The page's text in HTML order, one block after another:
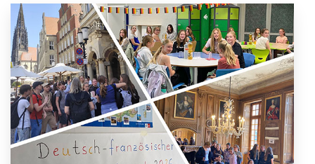
Personen
Service